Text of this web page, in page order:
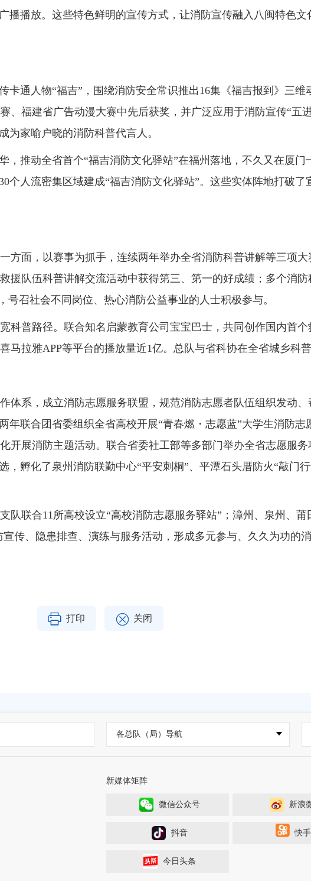
播播放。这些特色鲜明的宣传方式， 让消防宣传融入八闽特色文
卡通人物“福吉”，围绕消防安全常识推出16集《福吉报到》三维
、福建省广告动漫大赛中先后获奖，并广泛应用于消防宣传“五
成为家喻户晓的消防科普代言人。
，推动全省首个“福吉消防文化驿站”在福州落地，不久又在厦门
个人流密集区域建成“福吉消防文化驿站”。这些实体阵地打破
一方面 ， 以赛事为抓手，连续两年举办全省消防科普讲解等三项
援队伍科普讲解交流活动中获得第三、第一的好成绩 ；多个消
号召社会不同岗位、热心消防公益事业的人士积极参与。
科普路径。 联合知名启蒙教育公司宝宝巴士，共同创作国内首个
马拉雅APP等平台的播放量近1亿。总队与省科协在全省城乡科
体系， 成立消防志愿服务联盟，规范消防志愿者队伍组织发动
年联合团省委组织全省高校开展“青春燃・志愿蓝”大学生消防志
开展消防主题活动。联合省委社工部等多部门举办全省志愿服
，孵化了泉州消防联勤中心“平安刺桐”、平潭石头厝防火“敲门
队联合11所高校设立“高校消防志愿服务驿站”；漳州、泉州、莆
宣传、 隐患排查、演练与服务活动，形成多元参与、久久为功的消
打印 关闭
各总队（局）导航
新媒体矩阵
微信公众号 新浪
抖音 快手
今日头条